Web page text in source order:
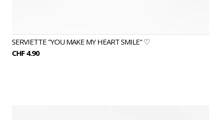
SERVIETTE "YOU MAKE MY HEART SMILE" ♡
CHF 4.90